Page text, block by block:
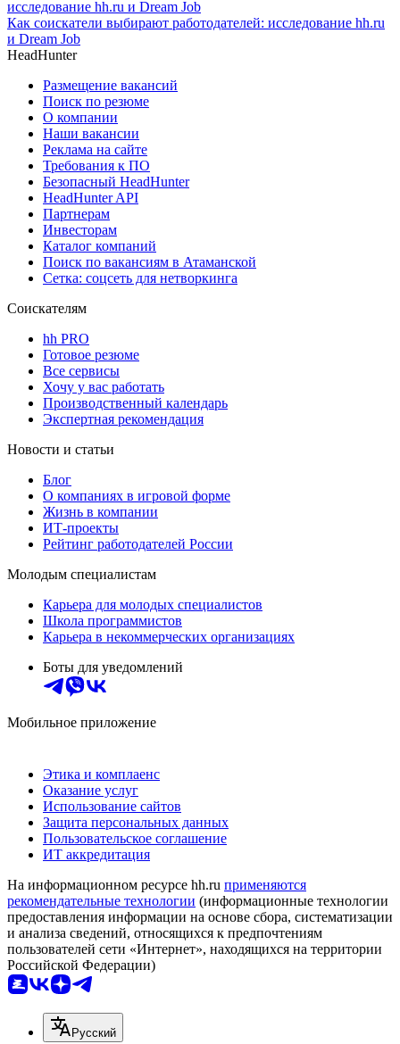
Как соискатели выбирают работодателей: исследование hh.ru
и Dream Job
HeadHunter
Размещение вакансий
Поиск по резюме
О компании
Наши вакансии
Реклама на сайте
Требования к ПО
Безопасный HeadHunter
HeadHunter API
Партнерам
Инвесторам
Каталог компаний
Поиск по вакансиям в Атаманской
Сетка: соцсеть для нетворкинга
Соискателям
hh PRO
Готовое резюме
Все сервисы
Хочу у вас работать
Производственный календарь
Экспертная рекомендация
Новости и статьи
Блог
О компаниях в игровой форме
Жизнь в компании
ИТ-проекты
Рейтинг работодателей России
Молодым специалистам
Карьера для молодых специалистов
Школа программистов
Карьера в некоммерческих организациях
Боты для уведомлений
Мобильное приложение
Этика и комплаенс
Оказание услуг
Использование сайтов
Защита персональных данных
Пользовательское соглашение
ИТ аккредитация
На информационном ресурсе hh.ru применяются
рекомендательные технологии (информационные технологии
предоставления информации на основе сбора, систематизации
и анализа сведений, относящихся к предпочтениям
пользователей сети «Интернет», находящихся на территории
Российской Федерации)
Русский